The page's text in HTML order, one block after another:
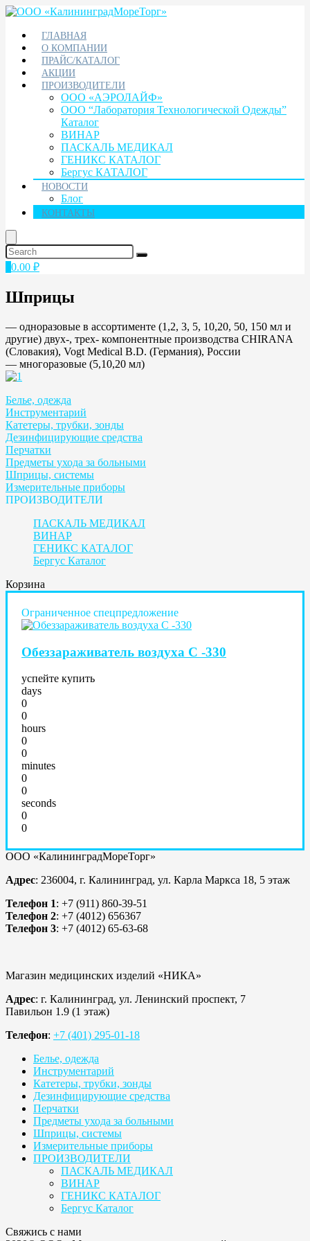
ГЛАВНАЯ
О КОМПАНИИ
ПРАЙС/КАТАЛОГ
АКЦИИ
ПРОИЗВОДИТЕЛИ
ООО «АЭРОЛАЙФ»
ООО “Лаборатория Технологической Одежды”
Каталог
ВИНАР
ПАСКАЛЬ МЕДИКАЛ
ГЕНИКС КАТАЛОГ
Бергус КАТАЛОГ
НОВОСТИ
Блог
КОНТАКТЫ
0.00 ₽
Шприцы
— одноразовые в ассортименте (1,2, 3, 5, 10,20, 50, 150 мл и
другие) двух-, трех- компонентные производства CHIRANA
(Словакия), Vogt Medical B.D. (Германия), России
— многоразовые (5,10,20 мл)
Белье, одежда
Инструментарий
Катетеры, трубки, зонды
Дезинфицирующие средства
Перчатки
Предметы ухода за больными
Шприцы, системы
Измерительные приборы
ПРОИЗВОДИТЕЛИ
ПАСКАЛЬ МЕДИКАЛ
ВИНАР
ГЕНИКС КАТАЛОГ
Бергус Каталог
Корзина
Ограниченное спецпредложение
Обеззараживатель воздуха С -330
успейте купить
days
0
0
hours
0
0
minutes
0
0
seconds
0
0
ООО «КалининградМореТорг»
Адрес: 236004, г. Калининград, ул. Карла Маркса 18, 5 этаж
Телефон 1: +7 (911) 860-39-51
Телефон 2: +7 (4012) 656367
Телефон 3: +7 (4012) 65-63-68
Магазин медицинских изделий «НИКА»
Адрес: г. Калининград, ул. Ленинский проспект, 7
Павильон 1.9 (1 этаж)
Телефон: +7 (401) 295-01-18
Белье, одежда
Инструментарий
Катетеры, трубки, зонды
Дезинфицирующие средства
Перчатки
Предметы ухода за больными
Шприцы, системы
Измерительные приборы
ПРОИЗВОДИТЕЛИ
ПАСКАЛЬ МЕДИКАЛ
ВИНАР
ГЕНИКС КАТАЛОГ
Бергус Каталог
Свяжись с нами